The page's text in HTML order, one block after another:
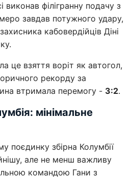
виконав філігранну подачу з
завдав потужного удару,
кабовердійців Діні
це взяття воріт як автогол,
рекорду за
втримала перемогу - 3:2.
мінімальне
поєдинку збірна Колумбії
але не менш важливу
командою Гани з